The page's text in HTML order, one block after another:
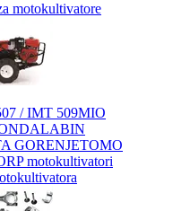
motokultivatore
/ IMT 509MIO
LABIN
GORENJETOMO
motokultivatori